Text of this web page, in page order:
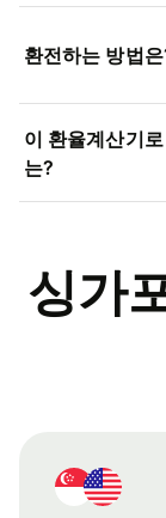
환전하는 방법
이 환율계산기
는?
싱가